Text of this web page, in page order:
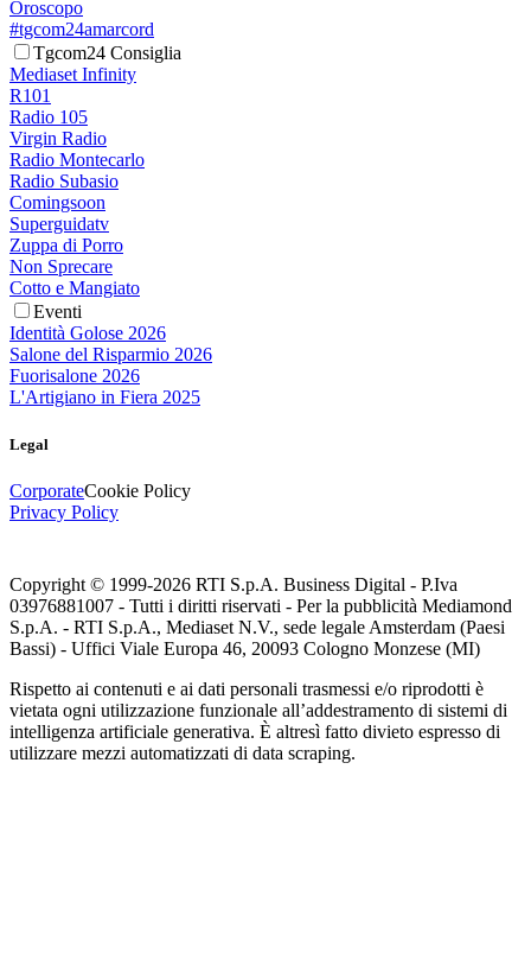
Oroscopo
#tgcom24amarcord
Tgcom24 Consiglia
Mediaset Infinity
R101
Radio 105
Virgin Radio
Radio Montecarlo
Radio Subasio
Comingsoon
Superguidatv
Zuppa di Porro
Non Sprecare
Cotto e Mangiato
Eventi
Identità Golose 2026
Salone del Risparmio 2026
Fuorisalone 2026
L'Artigiano in Fiera 2025
Legal
CorporateCookie Policy
Privacy Policy
Copyright © 1999-2026 RTI S.p.A. Business Digital - P.Iva
03976881007 - Tutti i diritti riservati - Per la pubblicità Mediamond
S.p.A. - RTI S.p.A., Mediaset N.V., sede legale Amsterdam (Paesi
Bassi) - Uffici Viale Europa 46, 20093 Cologno Monzese (MI)
Rispetto ai contenuti e ai dati personali trasmessi e/o riprodotti è
vietata ogni utilizzazione funzionale all’addestramento di sistemi di
intelligenza artificiale generativa. È altresì fatto divieto espresso di
utilizzare mezzi automatizzati di data scraping.